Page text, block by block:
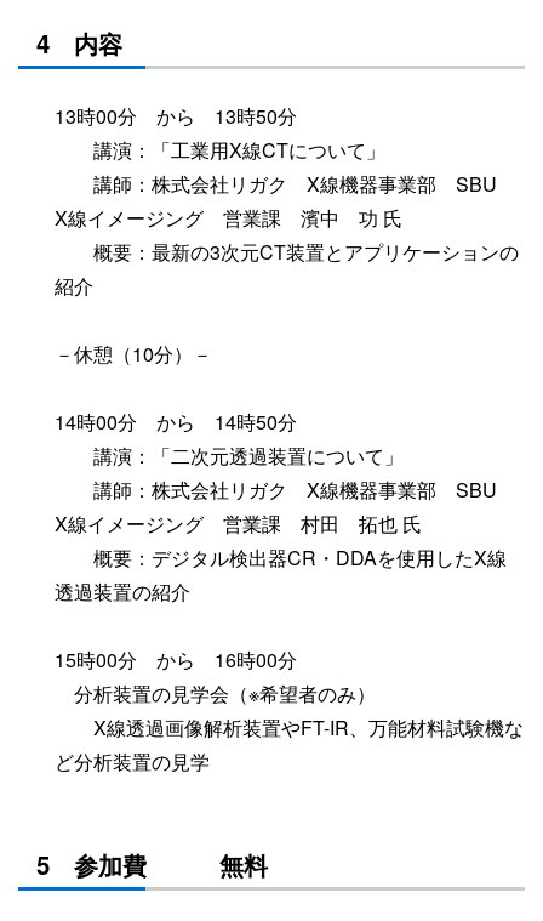
4 内容
13時00分 から 13時50分
講演：「工業用X線CTについて」
講師：株式会社リガク X線機器事業部 SBU
X線イメージング 営業課 濱中 功 氏
概要：最新の3次元CT装置とアプリケーションの
紹介
－休憩（10分）－
14時00分 から 14時50分
講演：「二次元透過装置について」
講師：株式会社リガク X線機器事業部 SBU
X線イメージング 営業課 村田 拓也 氏
概要：デジタル検出器CR・DDAを使用したX線
透過装置の紹介
15時00分 から 16時00分
分析装置の見学会（※希望者のみ）
X線透過画像解析装置やFT-IR、万能材料試験機な
ど分析装置の見学
5 参加費 無料